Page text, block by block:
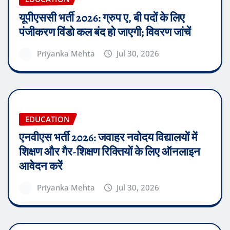
यूपीएससी भर्ती 2026: ग्रुप ए, बी पदों के लिए
पंजीकरण विंडो कल बंद हो जाएगी; विवरण जांचें
Priyanka Mehta Jul 30, 2026
EDUCATION
एनवीएस भर्ती 2026: जवाहर नवोदय विद्यालयों में
शिक्षण और गैर-शिक्षण रिक्तियों के लिए ऑनलाइन
आवेदन करें
Priyanka Mehta Jul 30, 2026